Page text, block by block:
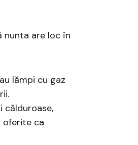
nunta are loc în
lămpi cu gaz
călduroase,
oferite ca